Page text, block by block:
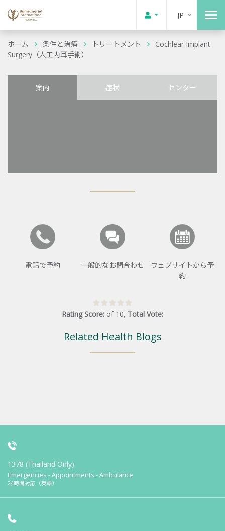
JP
ホーム 条件と治療 トリートメント
Cochlear Implant
Surgery（人工内耳手術）
案内 症状 センター
電話で予約 一般的なお問合わせ
ウェブサイトから予
約
Rating Score: of 10, Total Vote:
Related Health Blogs
1378 (Thailand Only)
Emergencies - Appointments - Ambulance
24時間対応（英語）